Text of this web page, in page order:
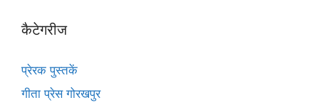
कैटेगरीज
प्रेरक पुस्तकें
गीता प्रेस गोरखपुर